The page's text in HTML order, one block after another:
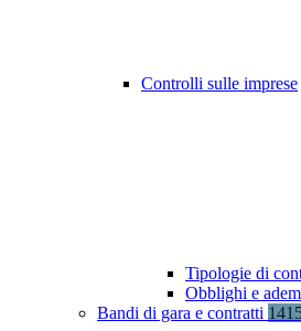
Controlli sulle imprese
Tipologie di
Obblighi e
Bandi di gara e contratti